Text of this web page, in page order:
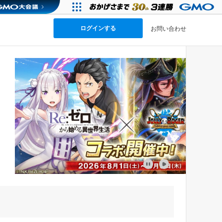
ログインする お問い合わせ